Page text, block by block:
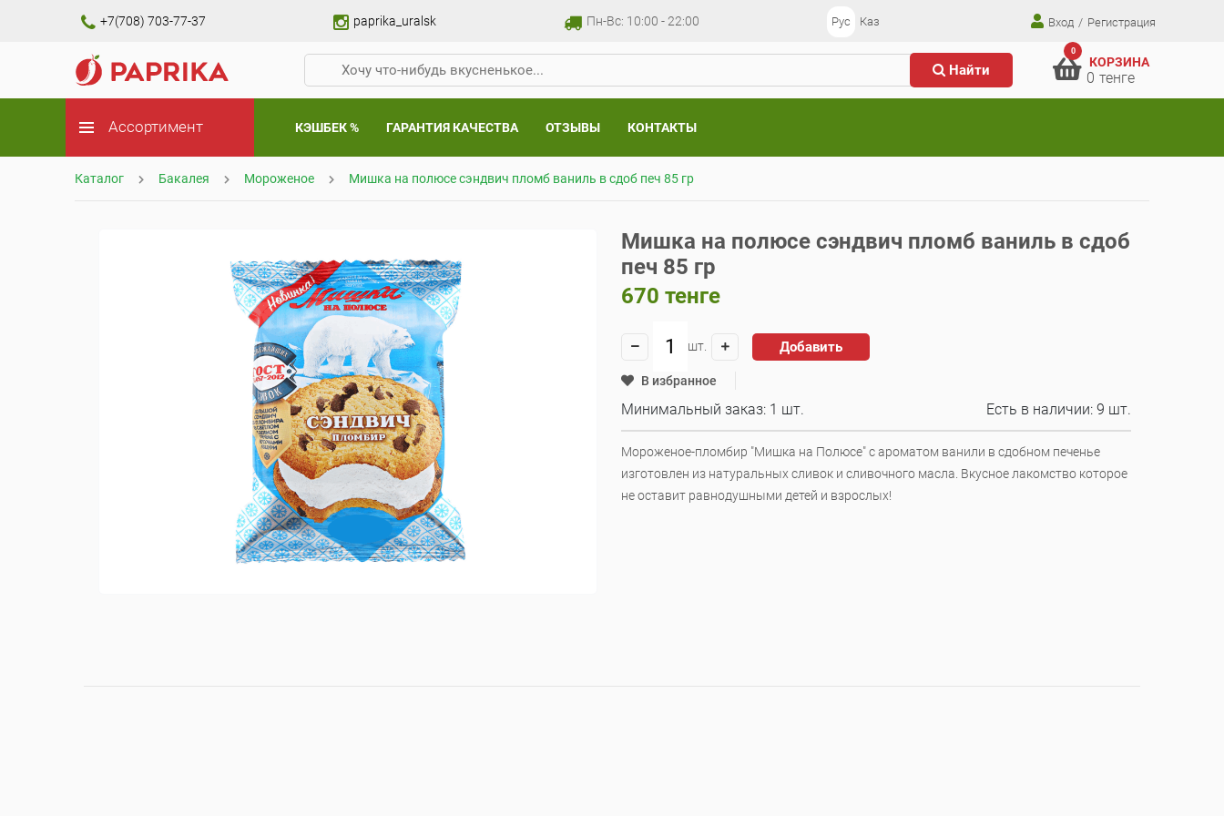
+7(708) 703-77-37 paprika_uralsk Пн-Вс: 10:00 - 22:00 Рус Каз Вход / Регистрация
Найти
0
КОРЗИНА
0 тенге
Ассортимент КЭШБЕК % ГАРАНТИЯ КАЧЕСТВА ОТЗЫВЫ КОНТАКТЫ
Каталог Бакалея Мороженое Мишка на полюсе сэндвич пломб ваниль в сдоб печ 85 гр
Мишка на полюсе сэндвич пломб ваниль в сдоб
печ 85 гр
670 тенге
шт. Добавить
В избранное
Минимальный заказ: 1 шт. Есть в наличии: 9 шт.
Мороженое-пломбир "Мишка на Полюсе" с ароматом ванили в сдобном печенье
изготовлен из натуральных сливок и сливочного масла. Вкусное лакомство которое
не оставит равнодушными детей и взрослых!